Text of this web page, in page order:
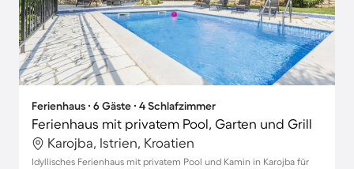
Ferienhaus ∙ 6 Gäste ∙ 4 Schlafzimmer
Ferienhaus mit privatem Pool, Garten und Grill
Karojba, Istrien, Kroatien
Idyllisches Ferienhaus mit privatem Pool und Kamin in Karojba für